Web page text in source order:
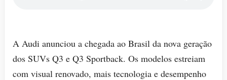
A Audi anunciou a chegada ao Brasil da nova geração
dos SUVs Q3 e Q3 Sportback. Os modelos estreiam
com visual renovado, mais tecnologia e desempenho